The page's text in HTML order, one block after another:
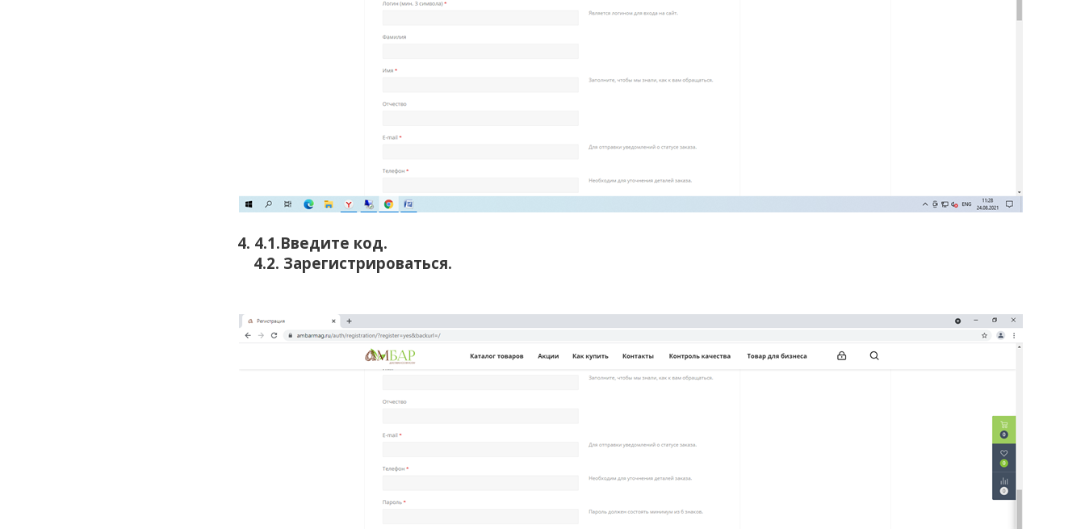
4. 4.1.Введите код.
4.2. Зарегистрироваться.